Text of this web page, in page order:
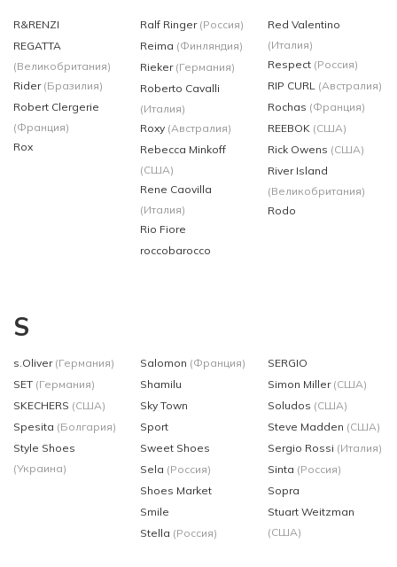
R&RENZI
REGATTA
(Великобритания)
Rider (Бразилия)
Robert Clergerie
(Франция)
Rox
Ralf Ringer (Россия)
Reima (Финляндия)
Rieker (Германия)
Roberto Cavalli
(Италия)
Roxy (Австралия)
Rebecca Minkoff
(США)
Rene Caovilla
(Италия)
Rio Fiorе
roccobarocco
Red Valentino
(Италия)
Respect (Россия)
RIP CURL (Австралия)
Rochas (Франция)
REEBOK (США)
Rick Owens (США)
River Island
(Великобритания)
Rodo
S
s.Oliver (Германия)
SET (Германия)
SKECHERS (США)
Spesita (Болгария)
Style Shoes
(Украина)
Salomon (Франция)
Shamilu
Sky Town
Sport
Sweet Shoes
Sela (Россия)
Shoes Market
Smile
Stella (Россия)
SERGIO
Simon Miller (США)
Soludos (США)
Steve Madden (США)
Sergio Rossi (Италия)
Sinta (Россия)
Sopra
Stuart Weitzman
(США)